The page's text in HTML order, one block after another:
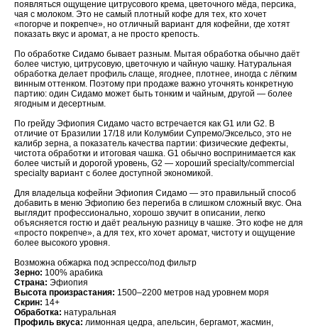
появляться ощущение цитрусового крема, цветочного мёда, персика,
чая с молоком. Это не самый плотный кофе для тех, кто хочет
«погорче и покрепче», но отличный вариант для кофейни, где хотят
показать вкус и аромат, а не просто крепость.
По обработке Сидамо бывает разным. Мытая обработка обычно даёт
более чистую, цитрусовую, цветочную и чайную чашку. Натуральная
обработка делает профиль слаще, ягоднее, плотнее, иногда с лёгким
винным оттенком. Поэтому при продаже важно уточнять конкретную
партию: один Сидамо может быть тонким и чайным, другой — более
ягодным и десертным.
По грейду Эфиопия Сидамо часто встречается как G1 или G2. В
отличие от Бразилии 17/18 или Колумбии Супремо/Эксельсо, это не
калибр зерна, а показатель качества партии: физические дефекты,
чистота обработки и итоговая чашка. G1 обычно воспринимается как
более чистый и дорогой уровень, G2 — хороший specialty/commercial
specialty вариант с более доступной экономикой.
Для владельца кофейни Эфиопия Сидамо — это правильный способ
добавить в меню Эфиопию без перегиба в слишком сложный вкус. Она
выглядит профессионально, хорошо звучит в описании, легко
объясняется гостю и даёт реальную разницу в чашке. Это кофе не для
«просто покрепче», а для тех, кто хочет аромат, чистоту и ощущение
более высокого уровня.
Возможна обжарка под эспрессо/под фильтр
Зерно: 100% арабика
Страна: Эфиопия
Высота произрастания: 1500–2200 метров над уровнем моря
Скрин: 14+
Обработка: натуральная
Профиль вкуса: лимонная цедра, апельсин, бергамот, жасмин,